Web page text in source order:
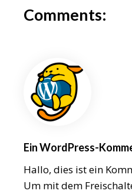
Comments:
Ein WordPress-
Hallo, dies ist ein
Um mit dem